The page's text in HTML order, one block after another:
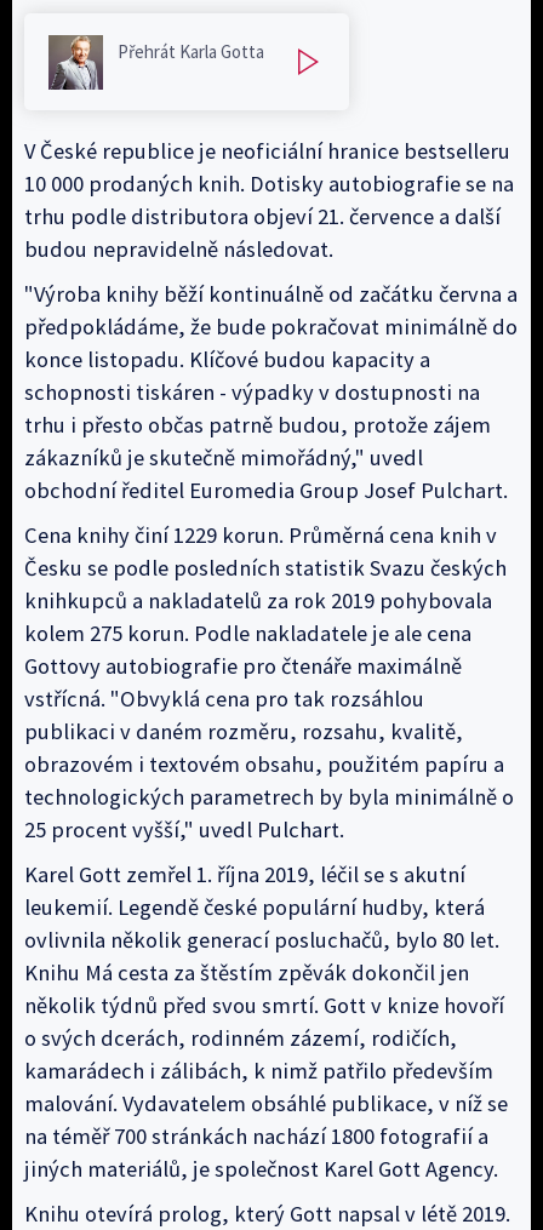
Přehrát Karla Gotta
V České republice je neoficiální hranice bestselleru
10 000 prodaných knih. Dotisky autobiografie se na
trhu podle distributora objeví 21. července a další
budou nepravidelně následovat.
"Výroba knihy běží kontinuálně od začátku června a
předpokládáme, že bude pokračovat minimálně do
konce listopadu. Klíčové budou kapacity a
schopnosti tiskáren - výpadky v dostupnosti na
trhu i přesto občas patrně budou, protože zájem
zákazníků je skutečně mimořádný," uvedl
obchodní ředitel Euromedia Group Josef Pulchart.
Cena knihy činí 1229 korun. Průměrná cena knih v
Česku se podle posledních statistik Svazu českých
knihkupců a nakladatelů za rok 2019 pohybovala
kolem 275 korun. Podle nakladatele je ale cena
Gottovy autobiografie pro čtenáře maximálně
vstřícná. "Obvyklá cena pro tak rozsáhlou
publikaci v daném rozměru, rozsahu, kvalitě,
obrazovém i textovém obsahu, použitém papíru a
technologických parametrech by byla minimálně o
25 procent vyšší," uvedl Pulchart.
Karel Gott zemřel 1. října 2019, léčil se s akutní
leukemií. Legendě české populární hudby, která
ovlivnila několik generací posluchačů, bylo 80 let.
Knihu Má cesta za štěstím zpěvák dokončil jen
několik týdnů před svou smrtí. Gott v knize hovoří
o svých dcerách, rodinném zázemí, rodičích,
kamarádech i zálibách, k nimž patřilo především
malování. Vydavatelem obsáhlé publikace, v níž se
na téměř 700 stránkách nachází 1800 fotografií a
jiných materiálů, je společnost Karel Gott Agency.
Knihu otevírá prolog, který Gott napsal v létě 2019.